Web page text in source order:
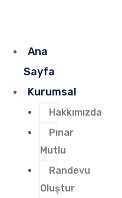
Ana
Sayfa
Kurumsal
Hakkımızda
Pınar
Mutlu
Randevu
Oluştur